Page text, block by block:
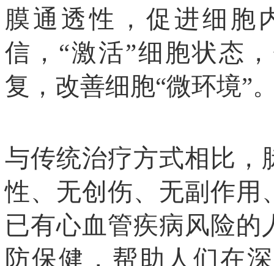
膜通透性，促进细胞
信， “激活”细胞状态
复，改善细胞“微环境”
与传统治疗方式相比，
性、无创伤、 无副作用
已有心血管疾病风险的
防保健，帮助人们在